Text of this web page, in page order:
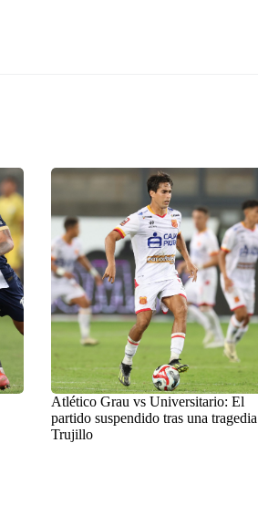
Atlético Grau vs Universitario: El
partido suspendido tras una
Trujillo